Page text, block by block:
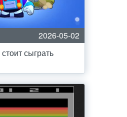
2026-05-02
сыграть